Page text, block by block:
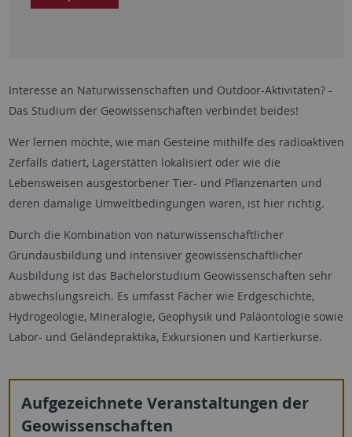
Interesse an Naturwissenschaften und Outdoor-Aktivitäten? -
Das Studium der Geowissenschaften verbindet beides!
Wer lernen möchte, wie man Gesteine mithilfe des radioaktiven
Zerfalls datiert, Lagerstätten lokalisiert oder wie die
Lebensweisen ausgestorbener Tier- und Pflanzenarten und
deren damalige Umweltbedingungen waren, ist hier richtig.
Durch die Kombination von naturwissenschaftlicher
Grundausbildung und intensiver geowissenschaftlicher
Ausbildung ist das Bachelorstudium Geowissenschaften sehr
abwechslungsreich. Es umfasst Fächer wie Erdgeschichte,
Hydrogeologie, Mineralogie, Geophysik und Paläontologie sowie
Labor- und Geländepraktika, Exkursionen und Kartierkurse.
Aufgezeichnete Veranstaltungen der
Geowissenschaften